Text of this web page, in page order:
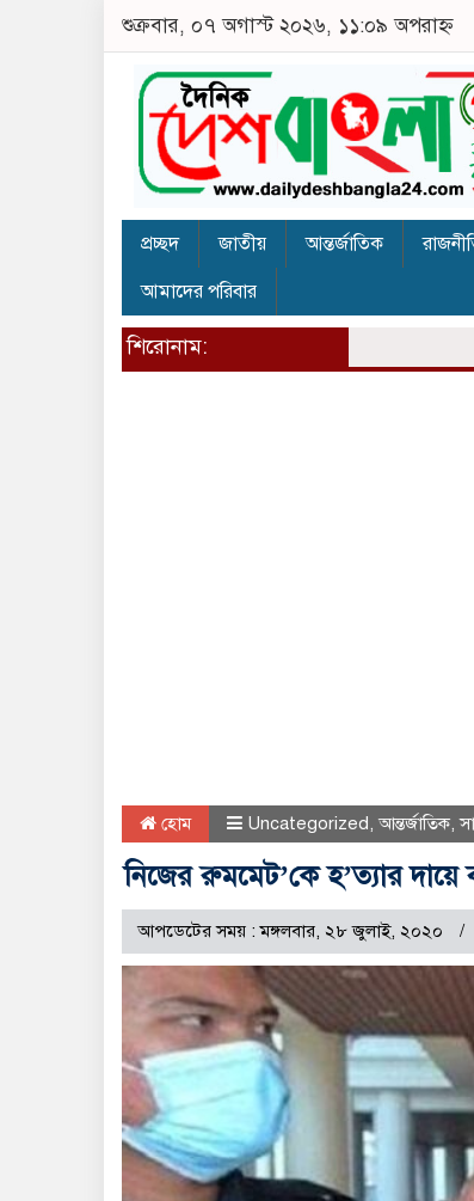
শুক্রবার, ০৭ অগাস্ট ২০২৬, ১১:০৯ অপরাহ্ন
প্রচ্ছদ জাতীয় আন্তর্জাতিক
আমাদের পরিবার
শিরোনাম:
হোম Uncategorized, আন্তর্জাতিক,
নিজের রুমমেট’কে হ’ত্যার দায়ে
আপডেটের সময় : মঙ্গলবার, ২৮ জুলাই, ২০২০